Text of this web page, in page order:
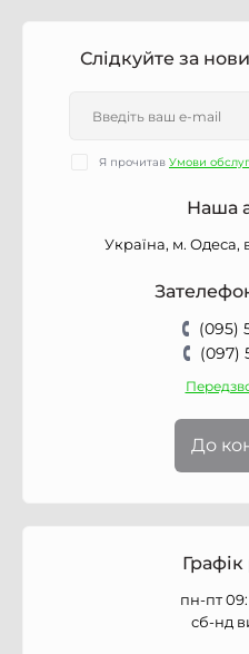
Слідкуйте за
Я прочитав Умови
Наша
Україна, м. Одеса,
(095)
(097)
До
пн-пт
сб-нд